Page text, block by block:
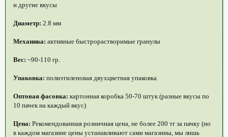
и другие вкусы
Диаметр: 2.8 мм
Механика: активные быстрорастворимые гранулы
Вес: ~90-110 гр.
Упаковка: полиэтиленовая двухцветная упаковка
Оптовая фасовка: картонная коробка 50-70 штук (разные вкусы по
10 пачек на каждый вкус)
Цена: Рекомендованная розничная цена, не более 200 тг за пачку (но
в каждом магазине цены устанавливают сами магазины, мы лишь